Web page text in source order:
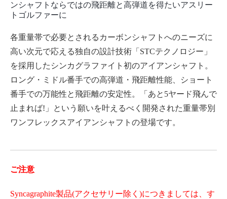
ンシャフトならではの飛距離と高弾道を得たいアスリー
トゴルファーに
各重量帯で必要とされるカーボンシャフトへのニーズに
高い次元で応える独自の設計技術「STCテクノロジー」
を採用したシンカグラファイト初のアイアンシャフト。
ロング・ミドル番手での高弾道・飛距離性能、ショート
番手での万能性と飛距離の安定性。「あと5ヤード飛んで
止まれば!」という願いを叶えるべく開発された重量帯別
ワンフレックスアイアンシャフトの登場です。
ご注意
Syncagraphite製品(アクセサリー除く)につきましては、す